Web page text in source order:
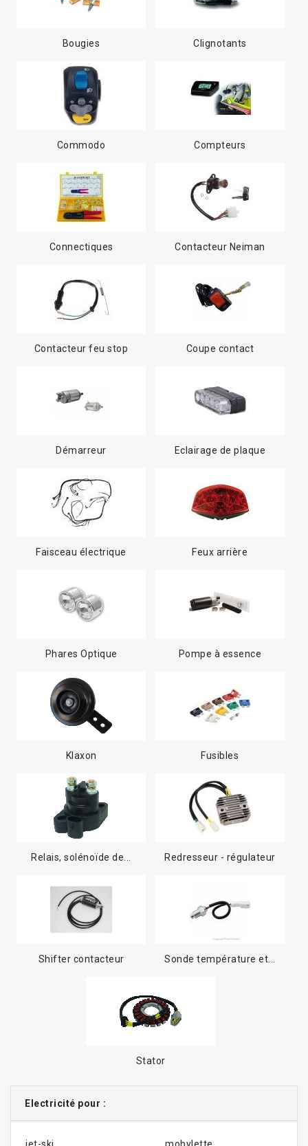
Bougies Clignotants
Commodo Compteurs
Connectiques Contacteur Neiman
Contacteur feu stop Coupe contact
Démarreur Eclairage de plaque
Faisceau électrique Feux arrière
Phares Optique Pompe à essence
Klaxon Fusibles
Relais, solénoïde de... Redresseur - régulateur
Shifter contacteur Sonde température et...
Stator
Electricité pour :